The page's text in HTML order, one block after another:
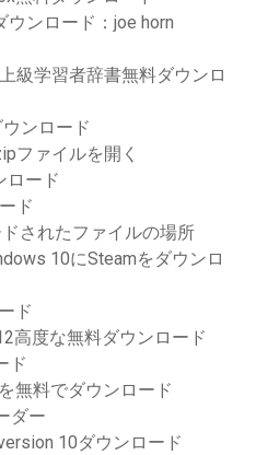
ウンロード：joe horn
級学習者辞書無料ダウンロ
ンロード
ファイルを開く
ロード
ド
されたファイルの場所
10にSteamをダウンロ
ド
高度な無料ダウンロード
ド
無料でダウンロード
ダー
10ダウンロード